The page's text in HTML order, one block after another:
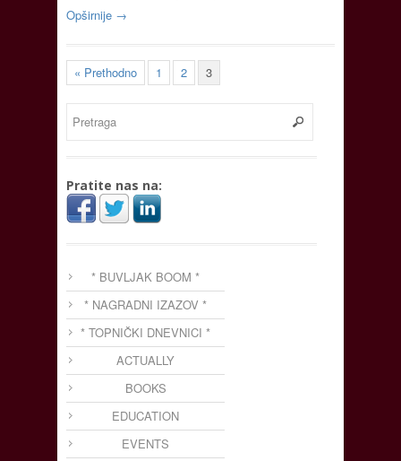
Opširnije →
« Prethodno 1 2 3
Pratite nas na:
* BUVLJAK BOOM *
* NAGRADNI IZAZOV *
* TOPNIČKI DNEVNICI *
ACTUALLY
BOOKS
EDUCATION
EVENTS